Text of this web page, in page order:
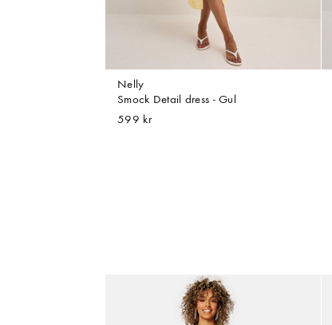
Nelly
Smock Detail dress - Gul
599 kr